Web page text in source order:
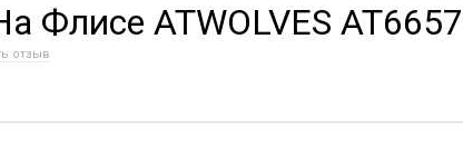
ATWOLVES
отзыв